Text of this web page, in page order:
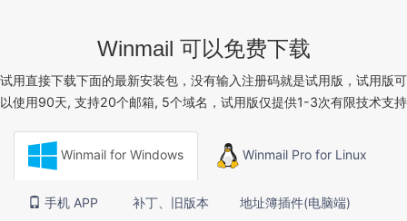
Winmail 可以免费下载
试用直接下载下面的最新安装包，没有输入注册码就是试用版，试用版可
以使用90天, 支持20个邮箱, 5个域名，试用版仅提供1-3次有限技术支持
Winmail for Windows Winmail Pro for Linux
手机 APP 补丁、旧版本 地址簿插件(电脑端)